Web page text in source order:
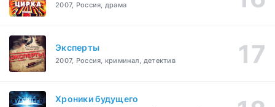
2007, Россия, драма
Эксперты
2007, Россия, криминал, детектив
Хроники будущего